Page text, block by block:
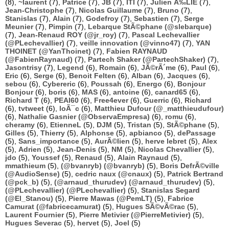
(8), ~laurent (7), Patrice (7), JB (7), ITI (7), Julien Ã‰LIE (7),
Jean-Christophe (7), Nicolas Guillaume (7), Bruno (7),
Stanislas (7), Alain (7), Godefroy (7), Sebastien (7), Serge
Meunier(7), Pimpin (7), Lebarque StÃ©phane (@slebarque)
(7), Jean-Renaud ROY (@jr_roy) (7), Pascal Lechevallier
(@PLechevallier) (7), veille innovation (@vinno47) (7), YAN
THOINET (@YanThoinet) (7), Fabien RAYNAUD
(@FabienRaynaud) (7), Partech Shaker (@PartechShaker) (7),
Jasontrisy (7), Legend (6), Romain (6), JÃ©rÃ´me (6), Paul (6),
Eric (6), Serge (6), Benoit Felten (6), Alban (6), Jacques (6),
sebou (6), Cybereric (6), Poussah (6), Energo (6), Bonjour
Bonjour(6), boris (6), MAS (6), antoine (6), canard65 (6),
Richard T (6), PEAI60 (6), Free4ever(6), Guerric (6), Richard
(6), tvtweet (6), loÃ¯c (6), Matthieu Dufour (@_matthieudufour)
(6), Nathalie Gasnier (@ObservaEmpresa) (6), romu (6),
cheramy (6), EtienneL (5), DJM (5), Tristan (5), StÃ©phane (5),
Gilles (5), Thierry (5), Alphonse (5), apbianco (5), dePassage
(5), Sans_importance (5), AurÃ©lien (5), herve lebret (5), Alex
(5), Adrien (5), Jean-Denis (5), NM (5), Nicolas Chevallier(5),
jdo (5), Youssef (5), Renaud (5), Alain Raynaud (5),
mmathieum (5), (@bvanryb) (@bvanryb) (5), Boris DefrÃ©ville
(@AudioSense) (5), cedric naux (@cnaux) (5), Patrick Bertrand
(@pck_b) (5), (@arnaud_thurudev) (@arnaud_thurudev) (5),
(@PLechevallier) (@PLechevallier) (5), Stanislas Segard
(@El_Stanou) (5), Pierre Mawas (@PemLT) (5), Fabrice
Camurat (@fabricecamurat) (5), Hugues SÃ©vÃ©rac (5),
Laurent Fournier(5), Pierre Metivier (@PierreMetivier) (5),
Hugues Severac (5), hervet (5), Joel (5)